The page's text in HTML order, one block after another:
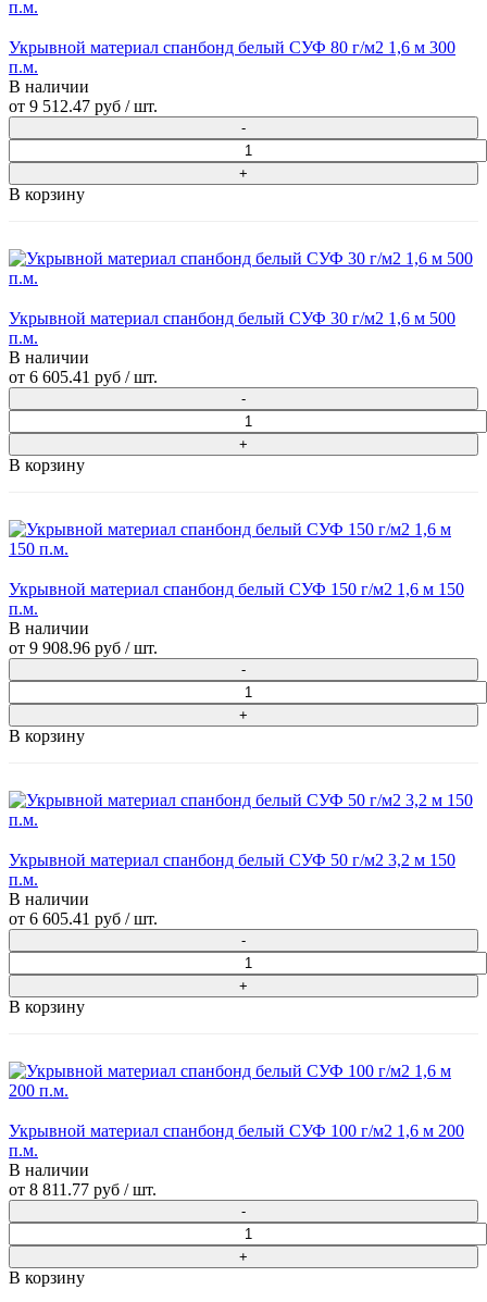
Укрывной материал спанбонд белый СУФ 80 г/м2 1,6 м 300
п.м.
В наличии
от 9 512.47 руб / шт.
В корзину
Укрывной материал спанбонд белый СУФ 30 г/м2 1,6 м 500
п.м.
В наличии
от 6 605.41 руб / шт.
В корзину
Укрывной материал спанбонд белый СУФ 150 г/м2 1,6 м 150
п.м.
В наличии
от 9 908.96 руб / шт.
В корзину
Укрывной материал спанбонд белый СУФ 50 г/м2 3,2 м 150
п.м.
В наличии
от 6 605.41 руб / шт.
В корзину
Укрывной материал спанбонд белый СУФ 100 г/м2 1,6 м 200
п.м.
В наличии
от 8 811.77 руб / шт.
В корзину